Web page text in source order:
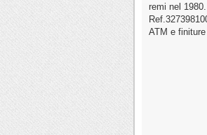
remi nel
ATM e